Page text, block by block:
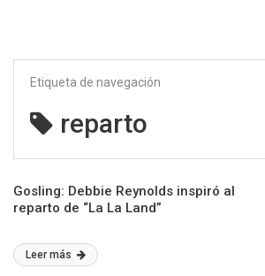
Etiqueta de navegación
reparto
Gosling: Debbie Reynolds inspiró al
reparto de “La La Land”
Leer más